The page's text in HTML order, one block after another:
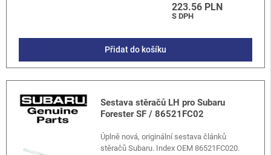
223.56 PLN
S DPH
Přidat do košíku
Sestava stěračů LH pro Subaru
Forester SF / 86521FC02
Úplně nová, originální sestava článků
stěračů Subaru. Index OEM 86521FC020.